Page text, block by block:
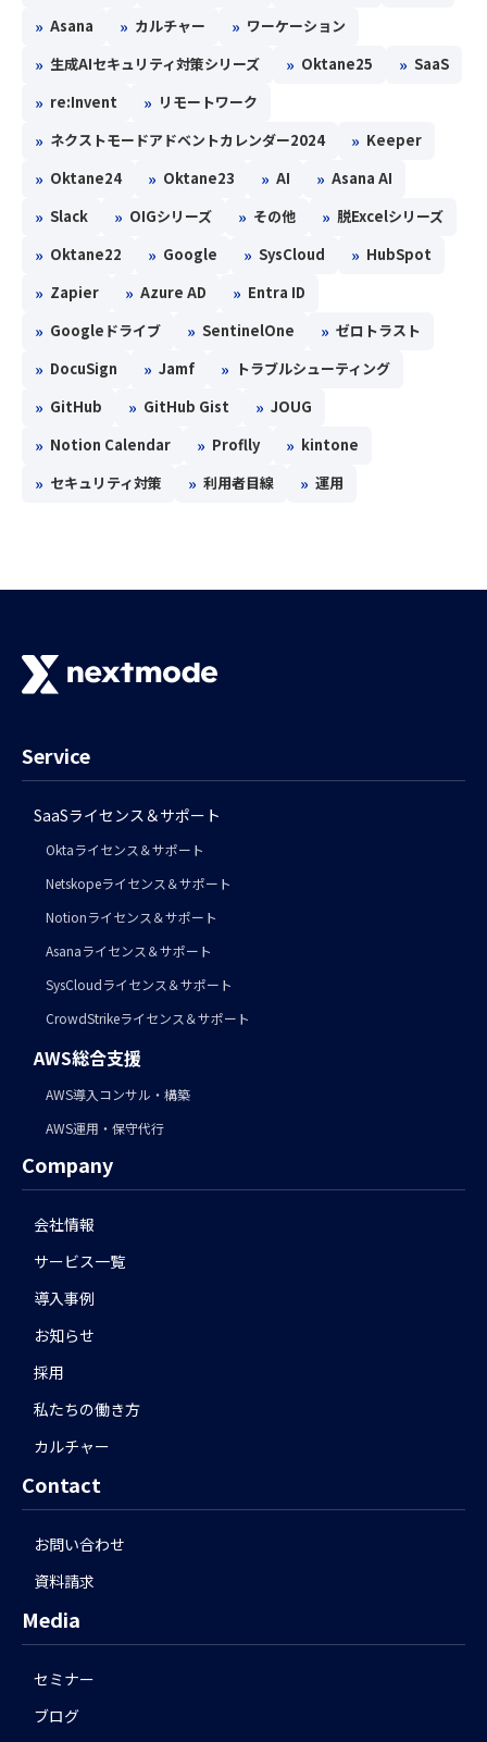
» Asana » カルチャー » ワーケーション
» 生成AIセキュリティ対策シリーズ » Oktane25 » SaaS
» re:Invent » リモートワーク
» ネクストモードアドベントカレンダー2024 » Keeper
» Oktane24 » Oktane23 » AI » Asana AI
» Slack » OIGシリーズ » その他 » 脱Excelシリーズ
» Oktane22 » Google » SysCloud » HubSpot
» Zapier » Azure AD » Entra ID
» Googleドライブ » SentinelOne » ゼロトラスト
» DocuSign » Jamf » トラブルシューティング
» GitHub » GitHub Gist » JOUG
» Notion Calendar » Proflly » kintone
» セキュリティ対策 » 利用者目線 » 運用
Service
SaaSライセンス＆サポート
Oktaライセンス＆サポート
Netskopeライセンス＆サポート
Notionライセンス＆サポート
Asanaライセンス＆サポート
SysCloudライセンス＆サポート
CrowdStrikeライセンス＆サポート
AWS総合支援
AWS導入コンサル・構築
AWS運用・保守代行
Company
会社情報
サービス一覧
導入事例
お知らせ
採用
私たちの働き方
カルチャー
Contact
お問い合わせ
資料請求
Media
セミナー
ブログ